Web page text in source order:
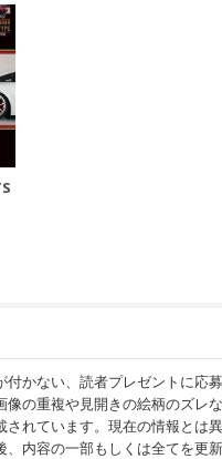
かない、読者プレゼントに応
の重複や見開きの絵柄のズレ
れています。現在の情報とは
内容の一部もしくは全てを更